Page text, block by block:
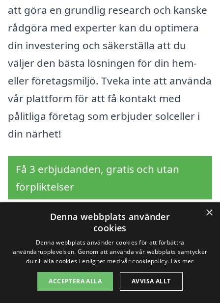
att göra en grundlig research och kanske
rådgöra med experter kan du optimera
din investering och säkerställa att du
väljer den bästa lösningen för din hem-
eller företagsmiljö. Tveka inte att använda
vår plattform för att få kontakt med
pålitliga företag som erbjuder solceller i
din närhet!
Få 3 erbjudanden, gratis och utan
förpliktelser
Sök efter en
professionell för
solceller i andra städer
×
Denna webbplats använder
cookies
Denna webbplats använder cookies för att förbättra
användarupplevelsen. Genom att använda vår webbplats samtycker
du till alla cookies i enlighet med vår cookiepolicy. Läs mer
ACCEPTERA ALLA AVVISA ALLT